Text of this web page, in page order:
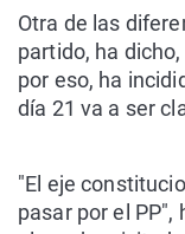
Otra de las
partido, ha
por eso, ha
día 21 va a ser
"El eje
pasar por el